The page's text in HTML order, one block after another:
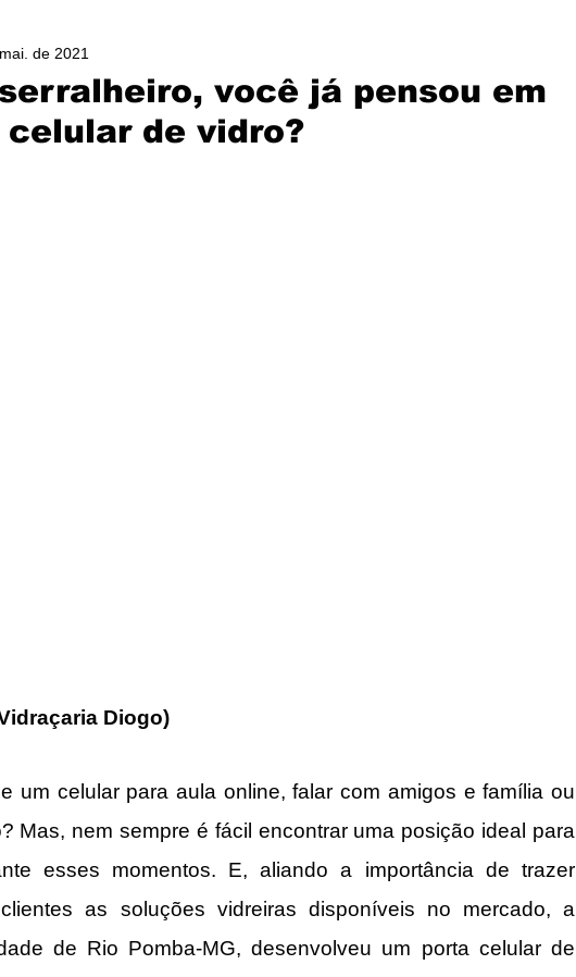
você já pensou em
de vidro?
de 2021
Diogo)
um celular para aula online, falar com amigos e família ou
Mas, nem sempre é fácil encontrar uma posição ideal para
esses momentos. E, aliando a importância de trazer
as soluções vidreiras disponíveis no mercado, a
de Rio Pomba-MG, desenvolveu um porta celular de